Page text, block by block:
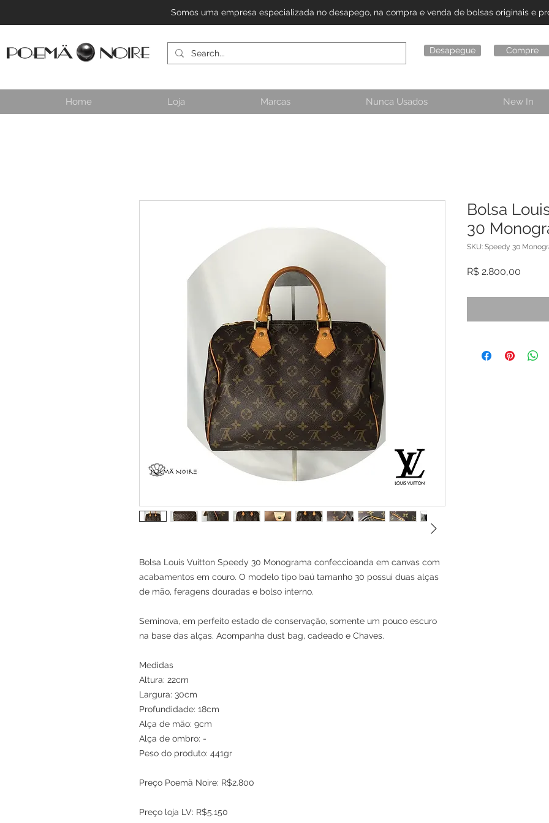
Somos uma empresa especializada no desapego, na compra e venda de bolsas originais e
Desapegue Compre
Home Loja Marcas Nunca Usados New In
Bolsa Louis Vuitton Speedy 30 Monograma confeccioanda em canvas com
acabamentos em couro. O modelo tipo baú tamanho 30 possui duas alças
de mão, feragens douradas e bolso interno.
Seminova, em perfeito estado de conservação, somente um pouco escuro
na base das alças. Acompanha dust bag, cadeado e Chaves.
Medidas
Altura: 22cm
Largura: 30cm
Profundidade: 18cm
Alça de mão: 9cm
Alça de ombro: -
Peso do produto: 441gr
Preço Poemä Noire: R$2.800
Preço loja LV: R$5.150
Bolsa
30
SKU: Speedy 30
R$ 2.800,00